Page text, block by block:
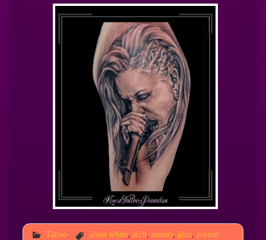
Tattoo alissa white, arch, enemy, gluz, portret